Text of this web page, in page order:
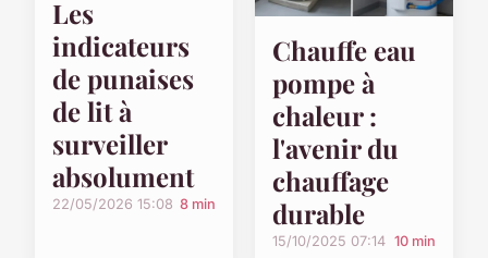
Les
indicateurs
de punaises
de lit à
surveiller
absolument
22/05/2026 15:08 8 min
Chauffe eau
pompe à
chaleur :
l'avenir du
chauffage
durable
15/10/2025 07:14 10 min